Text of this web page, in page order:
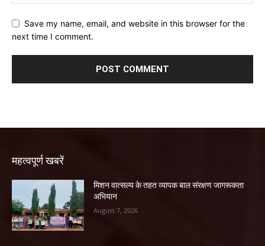
Save my name, email, and website in this browser for the
next time I comment.
महत्वपूर्ण खबरें
मिशन वात्सल्य के तहत व्यापक बाल संरक्षण जागरूकता
अभियान
August 7, 2026